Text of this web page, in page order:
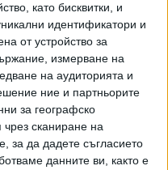
като бисквитки, и
идентификатори и
от устройство за
измерване на
на аудиторията и
ние и партньорите
за географско
сканиране на
за да дадете съгласието
данните ви, както е
като каже А, ще каже
Затова и
защото ме
Грант. Вместо Чък
едно трагично,
Ако са му забранили
да си тръгне
каза още